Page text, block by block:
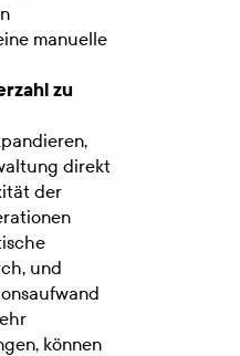
manuelle
zu
direkt
der
und
können